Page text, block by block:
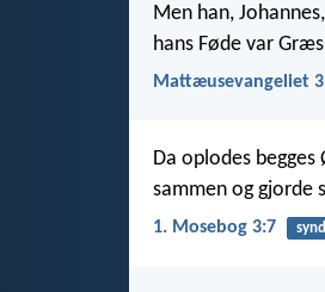
Men han,
hans Føde var
Mattæusevangeliet
Da oplodes
sammen og gjorde
1. Mosebog 3:7 synd